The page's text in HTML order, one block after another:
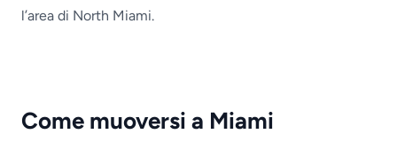
l’area di North Miami.
Come muoversi a Miami